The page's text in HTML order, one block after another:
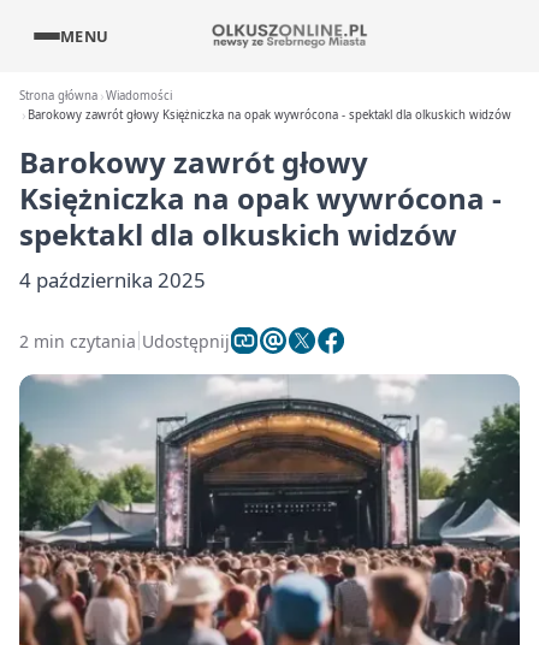
MENU
Strona główna Wiadomości
Barokowy zawrót głowy Księżniczka na opak wywrócona - spektakl dla olkuskich widzów
Barokowy zawrót głowy
Księżniczka na opak wywrócona -
spektakl dla olkuskich widzów
4 października 2025
2 min czytania Udostępnij